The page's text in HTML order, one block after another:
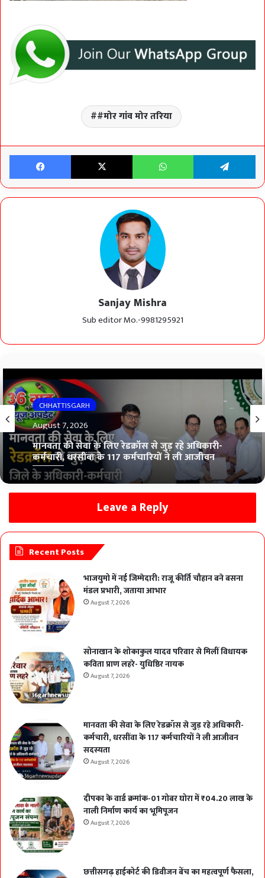
#मोर गांव मोर तरिया
Facebook X WhatsApp
Sanjay Mishra
Sub editor Mo.-9981295921
CHHATTISGARH
August 7, 2026
मानवता की सेवा के लिए रेडक्रॉस से जुड़ रहे अधिकारी-
कर्मचारी, धरसींवा के 117 कर्मचारियों ने ली आजीवन
सदस्यता
Leave a Reply
Recent Posts
भाजयुमो में नई जिम्मेदारी: राजू कीर्ति चौहान बने बसना
मंडल प्रभारी, जताया आभार
August 7, 2026
सोनाखान के शोकाकुल यादव परिवार से मिलीं विधायक
कविता प्राण लहरे- युधिष्ठिर नायक
August 7, 2026
मानवता की सेवा के लिए रेडक्रॉस से जुड़ रहे अधिकारी-
कर्मचारी, धरसींवा के 117 कर्मचारियों ने ली आजीवन
सदस्यता
August 7, 2026
दीपका के वार्ड क्रमांक-01 गोबर घोरा में ₹04.20 लाख के
नाली निर्माण कार्य का भूमिपूजन
August 7, 2026
छत्तीसगढ़ हाईकोर्ट की डिवीजन बेंच का महत्वपूर्ण फैसला,